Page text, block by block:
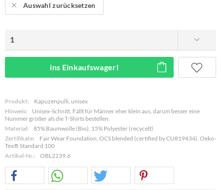
Auswahl zurücksetzen
ins Einkaufswagerl
Produkt:
Kapuzenpulli, unisex
Hinweis:
Unisex-Schnitt. Fällt für Männer eher klein aus, darum besser eine
Nummer größer als die T-Shirts bestellen.
Material:
85% Baumwolle (Bio), 15% Polyester (recycelt)
Zertifikate:
Fair Wear Foundation, OCS blended (certified by CU819434), Oeko-
Tex® Standard 100
Artikel-Nr.:
OBL2239.6